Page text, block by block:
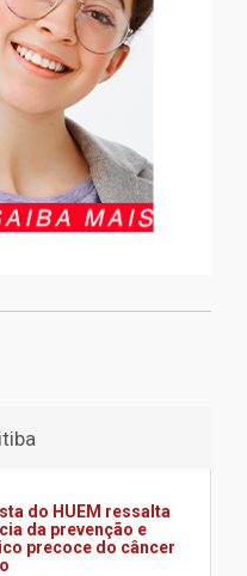
do HUEM ressalta
da prevenção e
precoce do câncer